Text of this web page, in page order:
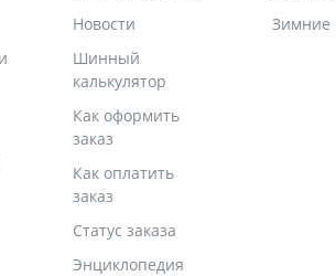
Новости
Шинный
калькулятор
Как оформить
заказ
Как оплатить
заказ
Статус заказа
Энциклопедия